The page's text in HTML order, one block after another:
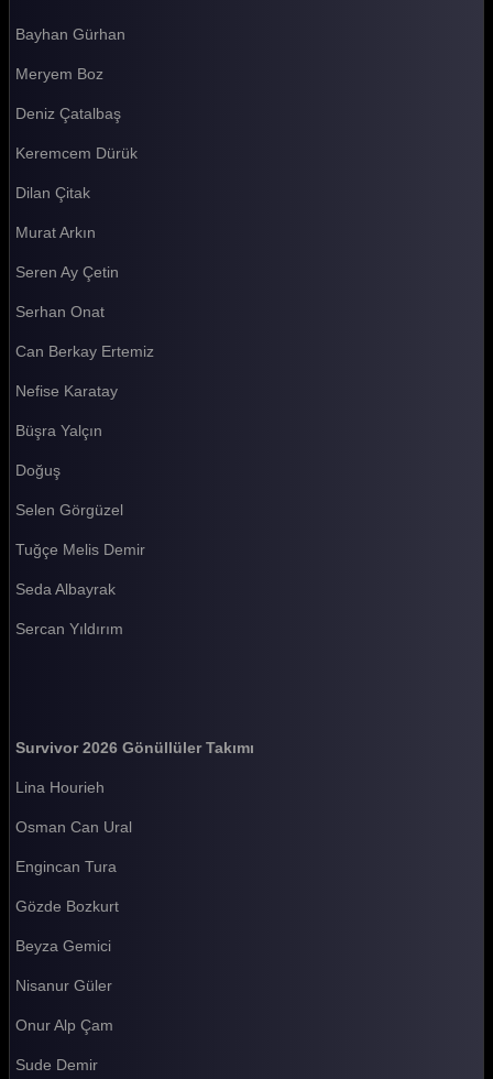
Survivor 2026 104. Bölüm
Survivor 2026 103. Bölüm
Survivor 2026 102. Bölüm
Survivor 2026 101. Bölüm
Survivor 2026 100. Bölüm
Survivor 2026 99. Bölüm
Survivor 2026 98. Bölüm
Survivor 2026 97. Bölüm
Survivor 2026 96. Bölüm
Survivor 2026 95. Bölüm
Survivor 2026 94. Bölüm
Survivor 2026 92. Bölüm
Survivor 2026 91. Bölüm
Survivor 2026 90. Bölüm
Survivor 2026 89. Bölüm
Survivor 2026 86. Bölüm
Survivor 2026 85. Bölüm
Survivor 2026 84. Bölüm
Survivor 2026 83. Bölüm
Survivor 2026 82. Bölüm
Survivor 2026 81. Bölüm
Survivor 2026 80. Bölüm
Survivor 2026 79. Bölüm
Survivor 2026 78. Bölüm
Bayhan Gürhan
Meryem Boz
Deniz Çatalbaş
Keremcem Dürük
Dilan Çitak
Murat Arkın
Seren Ay Çetin
Serhan Onat
Can Berkay Ertemiz
Nefise Karatay
Büşra Yalçın
Doğuş
Selen Görgüzel
Tuğçe Melis Demir
Seda Albayrak
Sercan Yıldırım
Survivor 2026 Gönüllüler Takımı
Lina Hourieh
Osman Can Ural
Engincan Tura
Gözde Bozkurt
Beyza Gemici
Nisanur Güler
Onur Alp Çam
Sude Demir